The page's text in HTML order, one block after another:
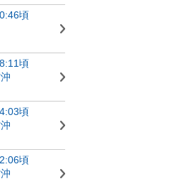
頃
頃
頃
頃